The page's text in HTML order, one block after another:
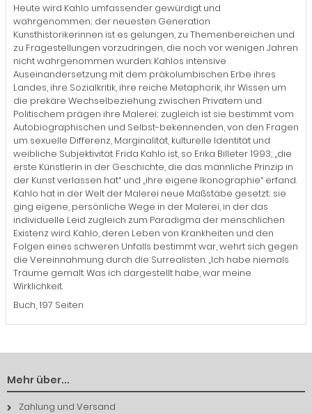
Heute wird Kahlo umfassender gewürdigt und
wahrgenommen; der neuesten Generation
Kunsthistorikerinnen ist es gelungen, zu Themenbereichen und
zu Fragestellungen vorzudringen, die noch vor wenigen Jahren
nicht wahrgenommen wurden: Kahlos intensive
Auseinandersetzung mit dem präkolumbischen Erbe ihres
Landes, ihre Sozialkritik, ihre reiche Metaphorik, ihr Wissen um
die prekäre Wechselbeziehung zwischen Privatem und
Politischem prägen ihre Malerei; zugleich ist sie bestimmt vom
Autobiographischen und Selbst-bekennenden, von den Fragen
um sexuelle Differenz, Marginalität, kulturelle Identität und
weibliche Subjektivität. Frida Kahlo ist, so Erika Billeter 1993, „die
erste Künstlerin in der Geschichte, die das männliche Prinzip in
der Kunst verlassen hat“ und „ihre eigene Ikonographie“ erfand.
Kahlo hat in der Welt der Malerei neue Maßstäbe gesetzt; sie
ging eigene, persönliche Wege in der Malerei, in der das
individuelle Leid zugleich zum Paradigma der menschlichen
Existenz wird. Kahlo, deren Leben von Krankheiten und den
Folgen eines schweren Unfalls bestimmt war, wehrt sich gegen
die Vereinnahmung durch die Surrealisten: „Ich habe niemals
Träume gemalt. Was ich dargestellt habe, war meine
Wirklichkeit.
Buch, 197 Seiten
Mehr über...
Zahlung und Versand